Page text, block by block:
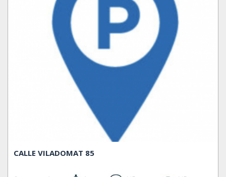
CALLE VILADOMAT 85